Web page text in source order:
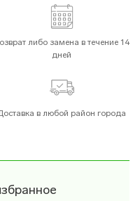
либо замена в течение 14
дней
в любой район города